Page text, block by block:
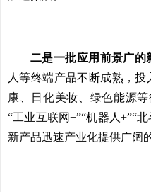
二是一批应用前景广的
人等终端产品不断成熟，
康、日化美妆、绿色能源
“工业互联网+”“机器人+”“
新产品迅速产业化提供广阔